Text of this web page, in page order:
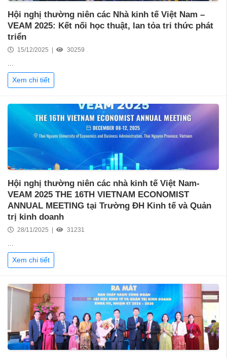
Hội nghị thường niên các Nhà kinh tế Việt Nam –
VEAM 2025: Kết nối học thuật, lan tỏa tri thức phát
triển
15/12/2025 | 30259
...
Xem chi tiết
Hội nghị thường niên các nhà kinh tế Việt Nam-
VEAM 2025 THE 16TH VIETNAM ECONOMIST
ANNUAL MEETING tại Trường ĐH Kinh tế và Quản
trị kinh doanh
28/11/2025 | 31231
...
Xem chi tiết